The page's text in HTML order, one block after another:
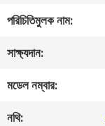
সম্পর্কে
কারখানা
ভ্রমণ
পরিচিতিমুলক নাম:
সাক্ষ্যদান:
মডেল নম্বার:
নথি: